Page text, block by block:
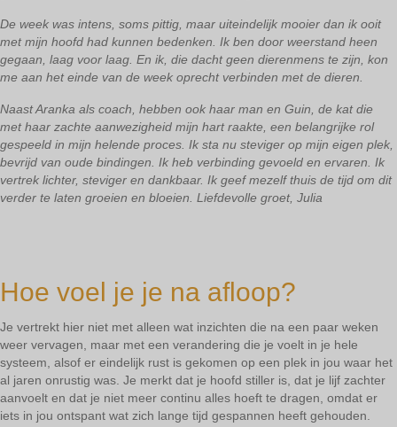
De week was intens, soms pittig, maar uiteindelijk mooier dan ik ooit
met mijn hoofd had kunnen bedenken. Ik ben door weerstand heen
gegaan, laag voor laag. En ik, die dacht geen dierenmens te zijn, kon
me aan het einde van de week oprecht verbinden met de dieren.
Naast Aranka als coach, hebben ook haar man en Guin, de kat die
met haar zachte aanwezigheid mijn hart raakte, een belangrijke rol
gespeeld in mijn helende proces. Ik sta nu steviger op mijn eigen plek,
bevrijd van oude bindingen. Ik heb verbinding gevoeld en ervaren. Ik
vertrek lichter, steviger en dankbaar. Ik geef mezelf thuis de tijd om dit
verder te laten groeien en bloeien. Liefdevolle groet, Julia
Hoe voel je je na afloop?
Je vertrekt hier niet met alleen wat inzichten die na een paar weken
weer vervagen, maar met een verandering die je voelt in je hele
systeem, alsof er eindelijk rust is gekomen op een plek in jou waar het
al jaren onrustig was. Je merkt dat je hoofd stiller is, dat je lijf zachter
aanvoelt en dat je niet meer continu alles hoeft te dragen, omdat er
iets in jou ontspant wat zich lange tijd gespannen heeft gehouden.